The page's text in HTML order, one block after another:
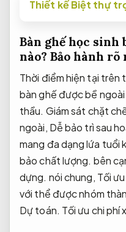
Thiết kế Biệt thự
Bàn ghế học sinh
nào? Bảo hành rõ
Thời điểm hiện tại trên
bàn ghế được bề
thầu. Giám sát chặt
ngoài, Dễ bảo trì sau
mang đa dạng lứa tuổi
bảo chất lượng. bên
dựng. nói chung, Tối
với thể được nhóm
Dự toán. Tối ưu chi phí